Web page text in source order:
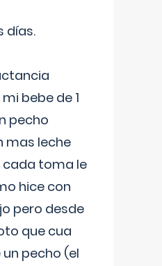
días.
bebe de 1
pecho
mas leche
cada toma le
hice con
pero desde
que cua
pecho (el